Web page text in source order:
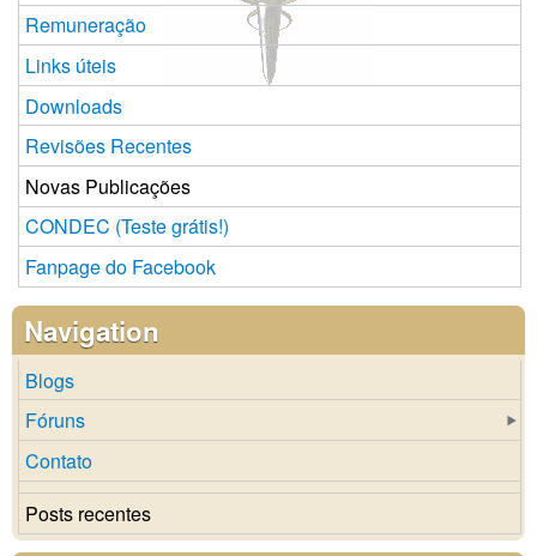
Remuneração
Links úteis
Downloads
Revisões Recentes
Novas Publicações
CONDEC (Teste grátis!)
Fanpage do Facebook
Navigation
Blogs
Fóruns
Contato
Posts recentes